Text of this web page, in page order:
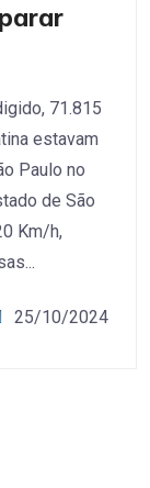
71.815
estavam
Paulo no
de São
Km/h,
25/10/2024